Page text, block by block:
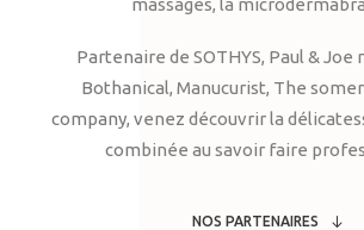
massages, la
Partenaire de SOTHYS, Paul & Joe
Bothanical, Manucurist, The
company, venez découvrir la
combinée au savoir faire
NOS PARTENAIRES